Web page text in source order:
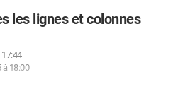
les lignes et colonnes
à 18:00